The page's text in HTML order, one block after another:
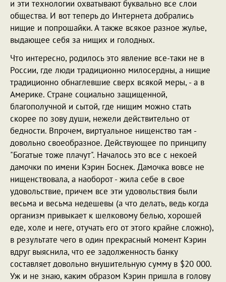
и эти технологии охватывают буквально все слои
общества. И вот теперь до Интернета добрались
нищие и попрошайки. А также всякое разное жулье,
выдающее себя за нищих и голодных.
Что интересно, родилось это явление все-таки не в
России, где люди традиционно милосердны, а нищие
традиционно обнаглевшие сверх всякой меры, - а в
Америке. Стране социально защищенной,
благополучной и сытой, где нищим можно стать
скорее по зову души, нежели действительно от
бедности. Впрочем, виртуальное нищенство там -
довольно своеобразное. Действующее по принципу
"Богатые тоже плачут". Началось это все с некоей
дамочки по имени Кэрин Боснек. Дамочка вовсе не
нищенствовала, а наоборот - жила себе в свое
удовольствие, причем все эти удовольствия были
весьма и весьма недешевы (а что делать, ведь когда
организм привыкает к шелковому белью, хорошей
еде, холе и неге, отучать его от этого крайне сложно),
в результате чего в один прекрасный момент Кэрин
вдруг выяснила, что ее задолженность банку
составляет довольно внушительную сумму в $20 000.
Уж и не знаю, каким образом Кэрин пришла в голову